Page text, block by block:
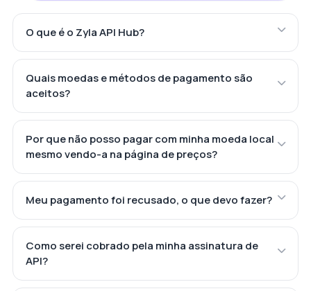
O que é o Zyla API Hub?
Quais moedas e métodos de pagamento são
aceitos?
Por que não posso pagar com minha moeda local
mesmo vendo-a na página de preços?
Meu pagamento foi recusado, o que devo fazer?
Como serei cobrado pela minha assinatura de
API?